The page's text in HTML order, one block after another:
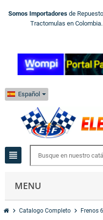
Somos Importadores de
Tractomulas en
Español
view_headline
MENU
chevron_right Catalogo Completo chevron_right Frenos